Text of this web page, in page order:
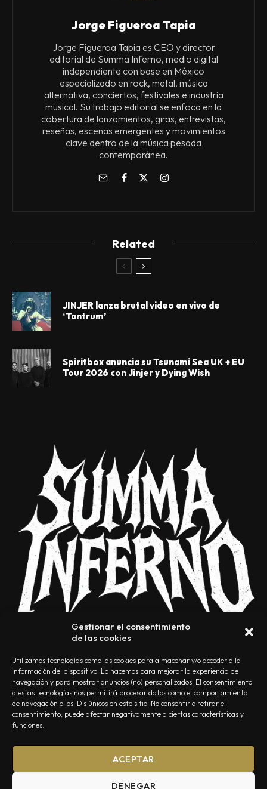
Gestionar el consentimiento
de las cookies
Utilizamos tecnologías como las cookies para almacenar y/o acceder a la
información del dispositivo. Lo hacemos para mejorar la experiencia de
navegación y para mostrar anuncios (no) personalizados. El consentimiento
a estas tecnologías nos permitirá procesar datos como el comportamiento
de navegación o los ID's únicos en este sitio. No consentir o retirar el
consentimiento, puede afectar negativamente a ciertas características y
funciones.
ACEPTAR
DENEGAR
Jorge Figueroa Tapia
Jorge Figueroa Tapia es CEO y director
editorial de Summa Inferno, medio digital
independiente con base en México
especializado en rock, metal, música
alternativa, conciertos, festivales e industria
musical. Su trabajo editorial se enfoca en la
cobertura de lanzamientos, giras, entrevistas,
reseñas, escenas emergentes y movimientos
clave dentro de la música pesada
contemporánea.
Related
JINJER lanza brutal video en vivo de
‘Tantrum’
Spiritbox anuncia su Tsunami Sea UK + EU
Tour 2026 con Jinjer y Dying Wish
NOSOTROS CONTACTO EDITORIAL POLÍTICA DE PRIVACIDAD